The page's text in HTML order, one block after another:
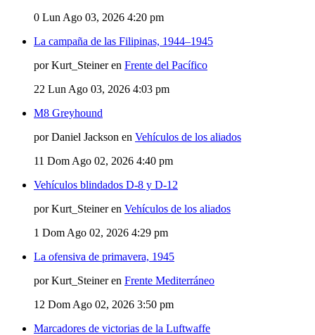
0 Lun Ago 03, 2026 4:20 pm
La campaña de las Filipinas, 1944–1945
por Kurt_Steiner en Frente del Pacífico
22 Lun Ago 03, 2026 4:03 pm
M8 Greyhound
por Daniel Jackson en Vehículos de los aliados
11 Dom Ago 02, 2026 4:40 pm
Vehículos blindados D-8 y D-12
por Kurt_Steiner en Vehículos de los aliados
1 Dom Ago 02, 2026 4:29 pm
La ofensiva de primavera, 1945
por Kurt_Steiner en Frente Mediterráneo
12 Dom Ago 02, 2026 3:50 pm
Marcadores de victorias de la Luftwaffe